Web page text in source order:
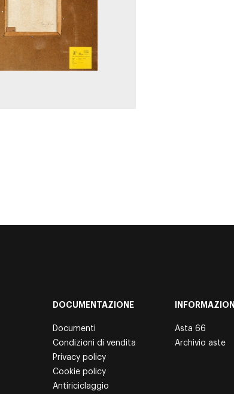
DOCUMENTAZIONE
Documenti
Condizioni di vendita
Privacy policy
Cookie policy
Antiriciclaggio
INFORMAZIONI
Asta 66
Archivio aste